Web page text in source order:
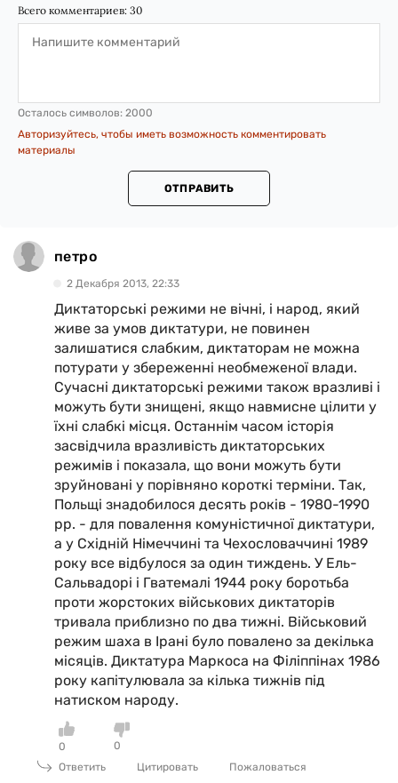
Всего комментариев: 30
Осталось символов: 2000
Авторизуйтесь, чтобы иметь возможность комментировать
материалы
ОТПРАВИТЬ
петро
2 Декабря 2013, 22:33
Диктаторські режими не вічні, і народ, який
живе за умов диктатури, не повинен
залишатися слабким, диктаторам не можна
потурати у збереженні необмеженої влади.
Сучасні диктаторські режими також вразливі і
можуть бути знищені, якщо навмисне цілити у
їхні слабкі місця. Останнім часом історія
засвідчила вразливість диктаторських
режимів і показала, що вони можуть бути
зруйновані у порівняно короткі терміни. Так,
Польщі знадобилося десять років - 1980-1990
рр. - для повалення комуністичної диктатури,
а у Східній Німеччині та Чехословаччині 1989
року все відбулося за один тиждень. У Ель-
Сальвадорі і Гватемалі 1944 року боротьба
проти жорстоких військових диктаторів
тривала приблизно по два тижні. Військовий
режим шаха в Ірані було повалено за декілька
місяців. Диктатура Маркоса на Філіппінах 1986
року капітулювала за кілька тижнів під
натиском народу.
0
0
Ответить
Цитировать Пожаловаться